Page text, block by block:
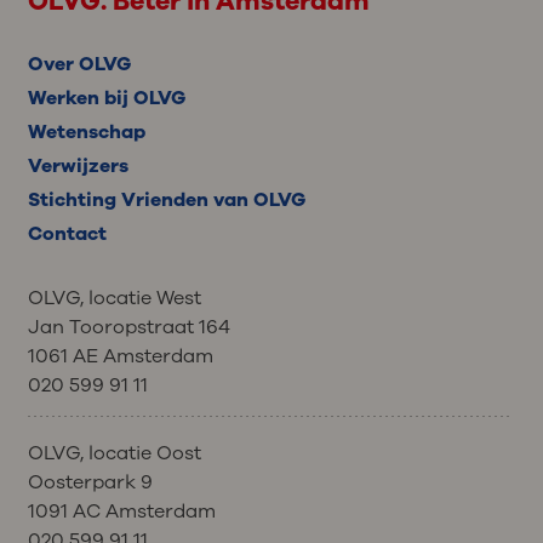
Over OLVG
Werken bij OLVG
Wetenschap
Verwijzers
Stichting Vrienden van OLVG
Contact
OLVG, locatie West
Jan Tooropstraat 164
1061 AE Amsterdam
020 599 91 11
OLVG, locatie Oost
Oosterpark 9
1091 AC Amsterdam